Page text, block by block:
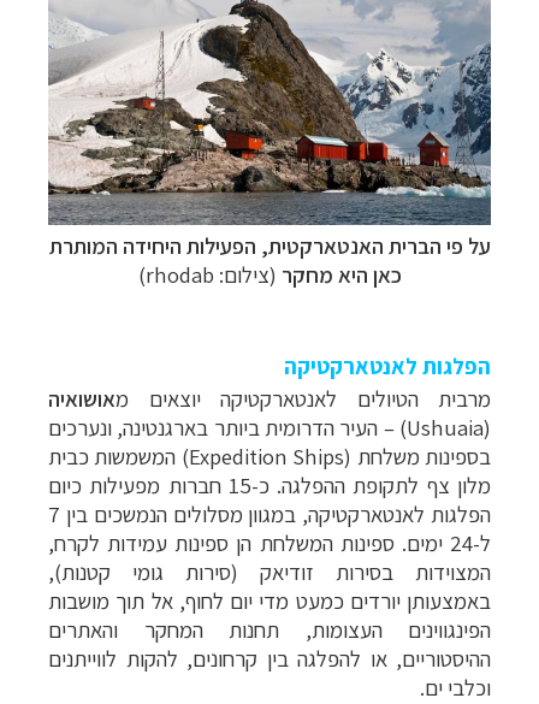
על פי הברית האנטארקטית, הפעילות היחידה המותרת
כאן היא מחקר (צילום: rhodab)
הפלגות לאנטארקטיקה
מרבית הטיולים לאנטארקטיקה יוצאים מאושואיה
(
Ushuaia) – העיר הדרומית ביותר בארגנטינה, ונערכים
בספינות משלחת (Expedition Ships) המשמשות כבית
מלון צף לתקופת ההפלגה. כ-15 חברות מפעילות כיום
הפלגות לאנטארקטיקה, במגוון מסלולים הנמשכים בין 7
ל-24 ימים. ספינות המשלחת הן ספינות עמידות לקרח,
המצוידות בסירות זודיאק (סירות גומי קטנות),
באמצעותן יורדים כמעט מדי יום לחוף, אל תוך מושבות
הפינגווינים העצומות, תחנות המחקר והאתרים
ההיסטוריים, או להפלגה בין קרחונים, להקות לווייתנים
וכלבי ים.